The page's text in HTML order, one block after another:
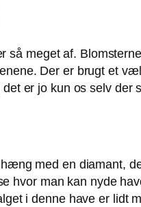
meget af.
Der er brugt et
er jo kun os selv
med en diamant,
man kan nyde
i denne have er lidt